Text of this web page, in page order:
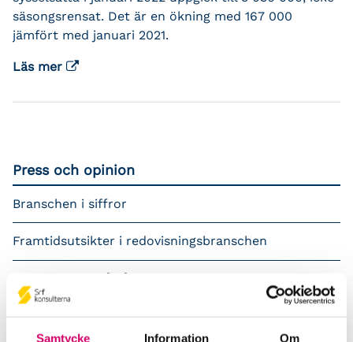
Samtycke Information Om
säsongsrensat. Det är en ökning med 167 000
jämfört med januari 2021.
Läs mer
Press och opinion
Branschen i siffror
Framtidsutsikter i redovisningsbranschen
Prenumerera på våra nyhetsbrev
Pressrum